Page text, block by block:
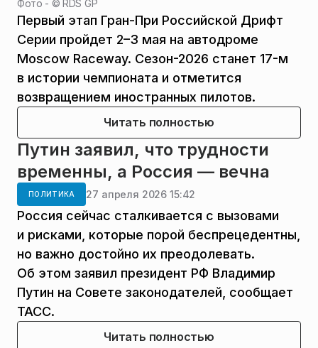
Фото - ©RDS GP
Первый этап Гран-При Российской Дрифт
Серии пройдет 2–3 мая на автодроме
Moscow Raceway. Сезон-2026 станет 17-м
в истории чемпионата и отметится
возвращением иностранных пилотов.
Читать полностью
Путин заявил, что трудности
временны, а Россия — вечна
ПОЛИТИКА 27 апреля 2026 15:42
Россия сейчас сталкивается с вызовами
и рисками, которые порой беспрецедентны,
но важно достойно их преодолевать.
Об этом заявил президент РФ Владимир
Путин на Совете законодателей, сообщает
ТАСС.
Читать полностью